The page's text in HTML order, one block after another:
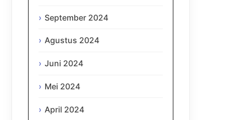
September 2024
Agustus 2024
Juni 2024
Mei 2024
April 2024